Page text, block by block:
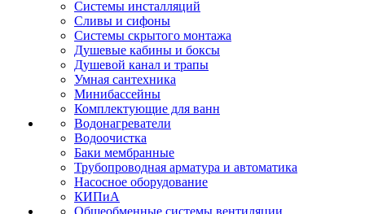
Системы инсталляций
Сливы и сифоны
Системы скрытого монтажа
Душевые кабины и боксы
Душевой канал и трапы
Умная сантехника
Минибассейны
Комплектующие для ванн
Водонагреватели
Водоочистка
Баки мембранные
Трубопроводная арматура и автоматика
Насосное оборудование
КИПиА
Общеобменные системы вентиляции